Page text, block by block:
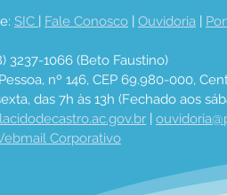
SIC | Fale Conosco | Ouvidoria |
3237-1066 (Beto Faustino)
nº 146, CEP 69.980-000,
das 7h às 13h (Fechado aos
|
Corporativo